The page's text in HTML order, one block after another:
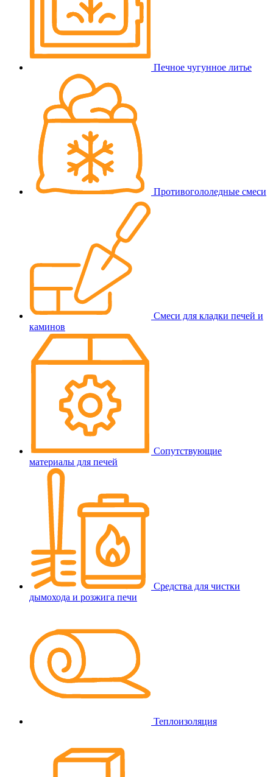
Печное чугунное литье
Противогололедные смеси
Смеси для кладки печей и
каминов
Сопутствующие
материалы для печей
Средства для чистки
дымохода и розжига печи
Теплоизоляция